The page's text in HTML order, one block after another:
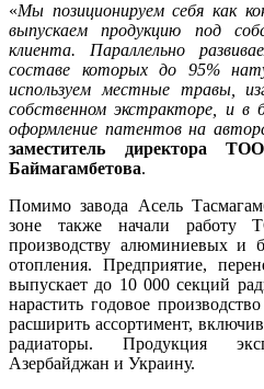
«Мы позиционируем себя как
выпускаем продукцию под
клиента. Параллельно
составе которых до 95%
используем местные травы,
собственном экстракторе, и в
оформление патентов на
заместитель директора
Баймагамбетова.
Помимо завода Асель
зоне также начали работу
производству алюминиевых и
отопления. Предприятие,
выпускает до 10 000 секций
нарастить годовое
расширить ассортимент,
радиаторы. Продукция
Азербайджан и Украину.